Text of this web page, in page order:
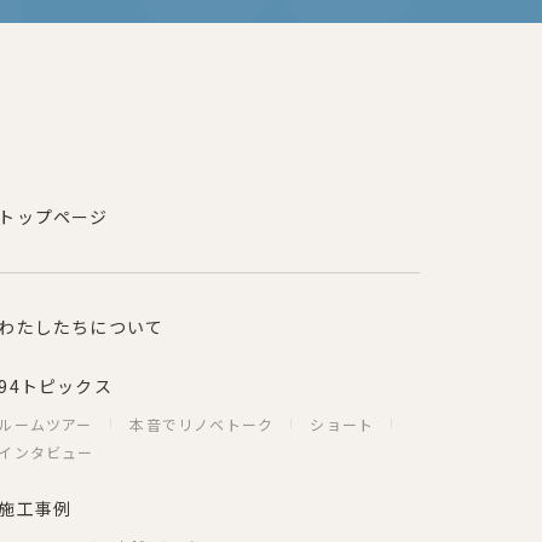
ップページ
たしたちについて
トピックス
ームツアー 本音でリノベトーク
ショート
ンタビュー
工事例